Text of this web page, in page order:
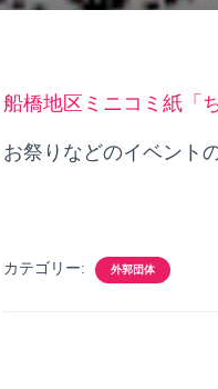
船橋地区ミニコミ紙「
お祭りなどのイベント
カテゴリー: 外郭団体